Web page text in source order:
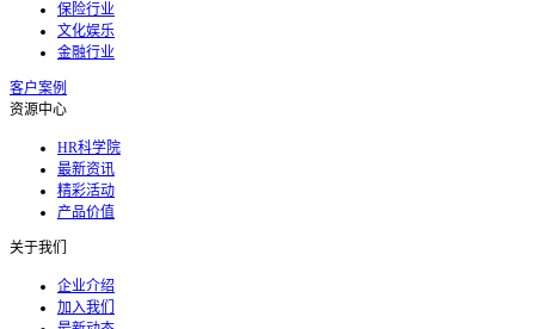
保险行业
文化娱乐
金融行业
客户案例
资源中心
HR科学院
最新资讯
精彩活动
产品价值
关于我们
企业介绍
加入我们